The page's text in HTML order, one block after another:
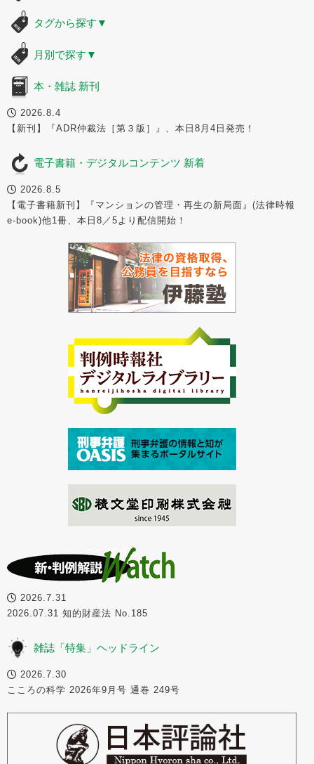
タグから探す ▼
月別で探す ▼
本・雑誌 新刊
2026.8.4
【新刊】『ADR仲裁法［第３版］』、本日8月4日発売！
電子書籍・デジタルコンテンツ 新着
2026.8.5
【電子書籍新刊】『マンションの管理・再生の新局面』(法律時報
e-book)他1冊、本日8／5より配信開始！
2026.7.31
2026.07.31 知的財産法 No.185
雑誌「特集」ヘッドライン
2026.7.30
こころの科学 2026年9月号 通巻 249号